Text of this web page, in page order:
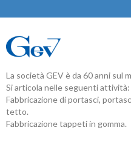
La società GEV è da 60 anni sul
Si articola nelle seguenti attività:
Fabbricazione di portasci,
tetto.
Fabbricazione tappeti in gomma.